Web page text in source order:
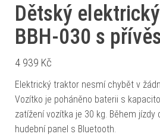
Dětský
BBH-030 s
4 939 Kč
Elektrický traktor nesmí chybět v
Vozítko je poháněno baterii s
zatížení vozítka je 30 kg. Během
hudební panel s Bluetooth.